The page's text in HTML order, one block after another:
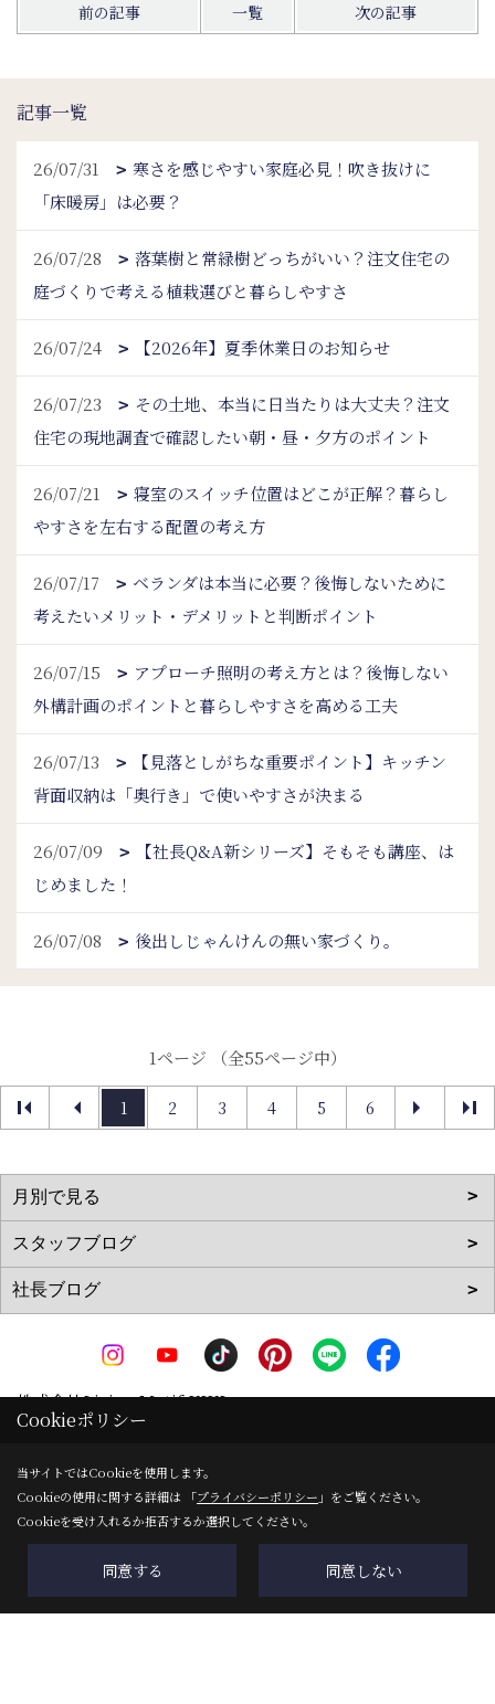
前の記事 一覧 次の記事
記事一覧
26/07/31
寒さを感じやすい家庭必見！吹き抜けに
「床暖房」は必要？
26/07/28
落葉樹と常緑樹どっちがいい？注文住宅の
庭づくりで考える植栽選びと暮らしやすさ
26/07/24 【2026年】夏季休業日のお知らせ
26/07/23
その土地、本当に日当たりは大丈夫？注文
住宅の現地調査で確認したい朝・昼・夕方のポイント
26/07/21
寝室のスイッチ位置はどこが正解？暮らし
やすさを左右する配置の考え方
26/07/17
ベランダは本当に必要？後悔しないために
考えたいメリット・デメリットと判断ポイント
26/07/15
アプローチ照明の考え方とは？後悔しない
外構計画のポイントと暮らしやすさを高める工夫
26/07/13
【見落としがちな重要ポイント】キッチン
背面収納は「奥行き」で使いやすさが決まる
26/07/09
【社長Q&A新シリーズ】そもそも講座、は
じめました！
26/07/08 後出しじゃんけんの無い家づくり。
1ページ （全55ページ中）
1 2 3 4 5 6
株式会社Living Motif KIKI
〒519-0142
三重県亀山市天神1丁目2-11-1
TEL：0120-090-035/ 0595-83-0700
FAX：0595-82-8540
＜営業時間＞8:00～17:00
＜定休日＞ＧＷ・夏季・年末年始
Cookieポリシー
当サイトではCookieを使用します。
Cookieの使用に関する詳細は 「プライバシーポリシー 」をご覧ください。
Cookieを受け入れるか拒否するか選択してください。
同意する 同意しない